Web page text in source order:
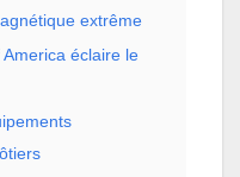
extrême
America éclaire le